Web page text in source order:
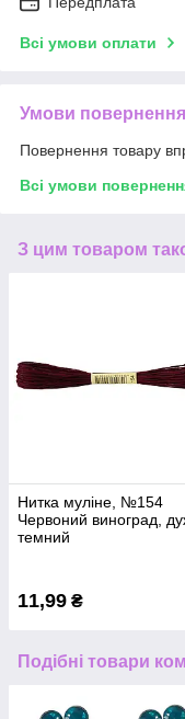
Всі умови оплати
Умови повернення
Повернення товару
Всі умови
З цим товаром
Нитка муліне, №154
Червоний виноград,
темний
11,99 ₴
Подібні товари